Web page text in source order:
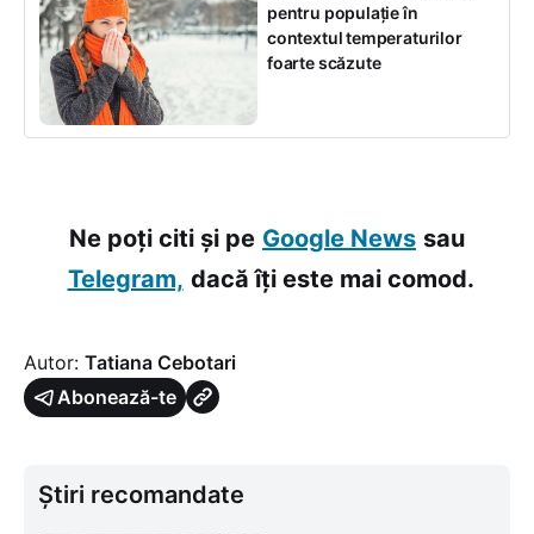
pentru populație în
contextul temperaturilor
foarte scăzute
Ne poți citi și pe Google News sau
Telegram, dacă îți este mai comod.
Autor: Tatiana Cebotari
Abonează-te
Știri recomandate